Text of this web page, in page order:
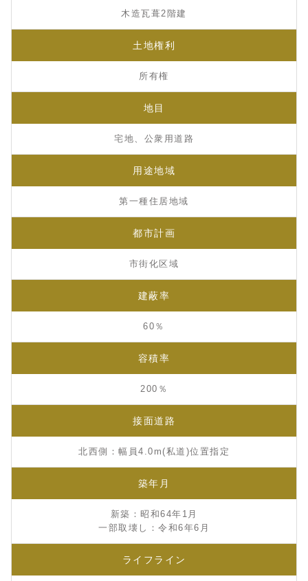
木造瓦葺2階建
土地権利
所有権
地目
宅地、公衆用道路
用途地域
第一種住居地域
都市計画
市街化区域
建蔽率
60％
容積率
200％
接面道路
北西側：幅員4.0m(私道)位置指定
築年月
新築：昭和64年1月
一部取壊し：令和6年6月
ライフライン